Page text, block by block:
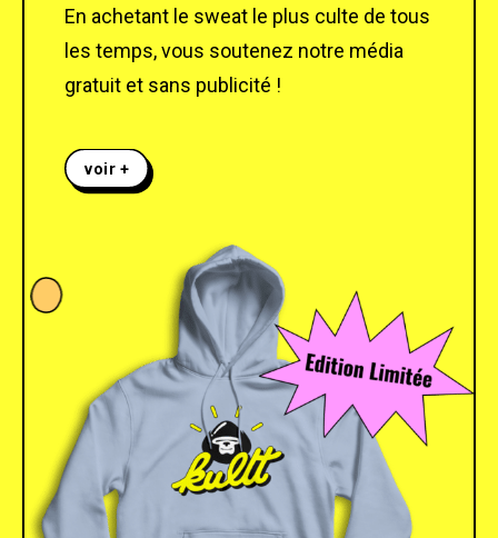
En achetant le sweat le plus culte de tous
les temps, vous soutenez notre média
gratuit et sans publicité !
voir +